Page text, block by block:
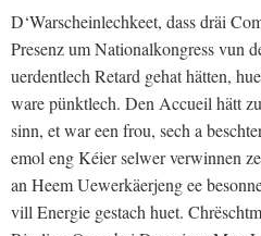
D‘Warscheinlechkeet, dass dräi
Presenz um Nationalkongress vun
uerdentlech Retard gehat hätten,
ware pünktlech. Den Accueil hätt
sinn, et war een frou, sech a
emol eng Kéier selwer verwinnen
an Heem Uewerkäerjeng ee
vill Energie gestach huet.